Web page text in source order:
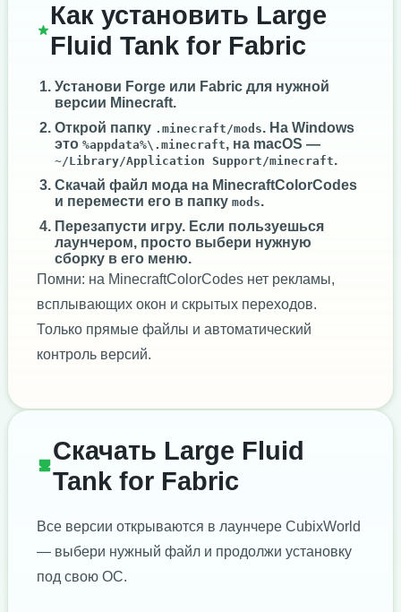
Как установить Large
Fluid Tank for Fabric
Установи Forge или Fabric для нужной
версии Minecraft.
Открой папку .minecraft/mods. На Windows
это %appdata%\.minecraft, на macOS —
~/Library/Application Support/minecraft.
Скачай файл мода на MinecraftColorCodes
и перемести его в папку mods.
Перезапусти игру. Если пользуешься
лаунчером, просто выбери нужную
сборку в его меню.
Помни: на MinecraftColorCodes нет рекламы,
всплывающих окон и скрытых переходов.
Только прямые файлы и автоматический
контроль версий.
Скачать Large Fluid
Tank for Fabric
Все версии открываются в лаунчере CubixWorld
— выбери нужный файл и продолжи установку
под свою ОС.